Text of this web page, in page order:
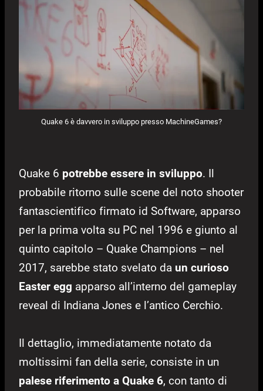
Quake 6 è davvero in sviluppo presso MachineGames?
Quake 6 potrebbe essere in sviluppo. Il
probabile ritorno sulle scene del noto shooter
fantascientifico firmato id Software, apparso
per la prima volta su PC nel 1996 e giunto al
quinto capitolo – Quake Champions – nel
2017, sarebbe stato svelato da un curioso
Easter egg apparso all’interno del gameplay
reveal di Indiana Jones e l’antico Cerchio.
Il dettaglio, immediatamente notato da
moltissimi fan della serie, consiste in un
palese riferimento a Quake 6, con tanto di